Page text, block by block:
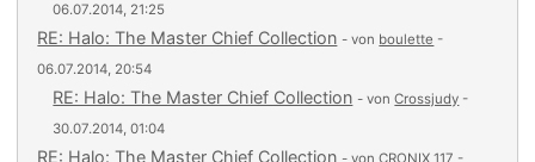
06.07.2014, 21:25
RE: Halo: The Master Chief Collection - von boulette -
06.07.2014, 20:54
RE: Halo: The Master Chief Collection - vonCrossjudy -
30.07.2014, 01:04
RE: Halo: The Master Chief Collection